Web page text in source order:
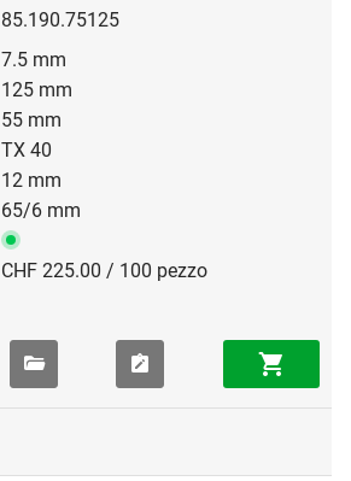
85.190.75125
7.5 mm
125 mm
55 mm
TX 40
12 mm
65/6 mm
CHF 225.00 / 100 pezzo